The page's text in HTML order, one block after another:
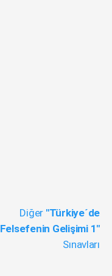
Diğer "Türkiye´de
Felsefenin Gelişimi 1"
Sınavları